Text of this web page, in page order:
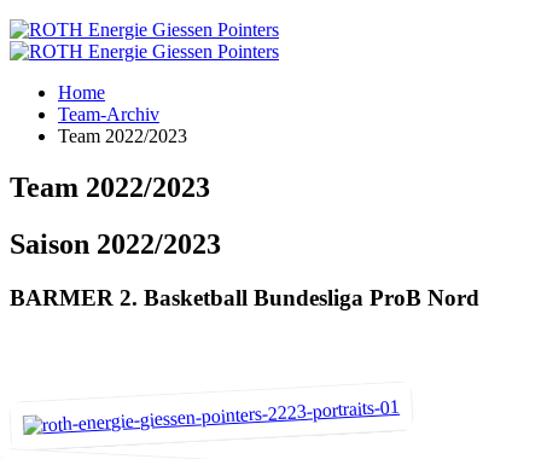
Home
Team-Archiv
Team 2022/2023
Team 2022/2023
Saison 2022/2023
BARMER 2. Basketball Bundesliga ProB Nord